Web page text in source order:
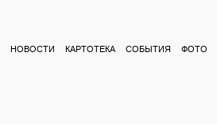
НОВОСТИ КАРТОТЕКА СОБЫТИЯ ФОТО